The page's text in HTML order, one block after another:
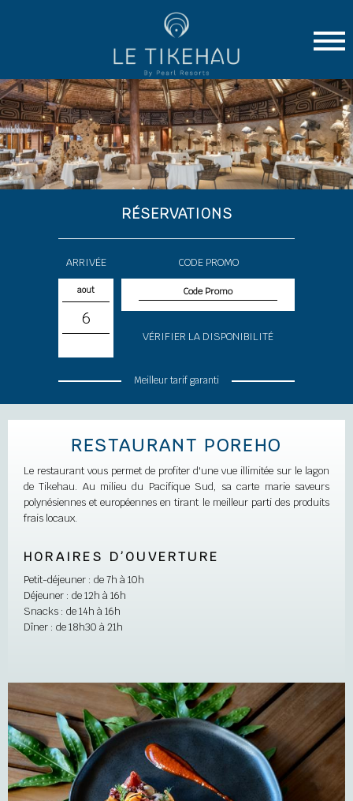
RÉSERVATIONS
ARRIVÉE
aout
6
CODE PROMO
VÉRIFIER LA DISPONIBILITÉ
Meilleur tarif garanti
RESTAURANT POREHO
Le restaurant vous permet de profiter d'une vue illimitée sur le lagon
de Tikehau. Au milieu du Pacifique Sud, sa carte marie saveurs
polynésiennes et européennes en tirant le meilleur parti des produits
frais locaux.
HORAIRES D’OUVERTURE
Petit-déjeuner : de 7h à 10h
Déjeuner : de 12h à 16h
Snacks : de 14h à 16h
Dîner : de 18h30 à 21h